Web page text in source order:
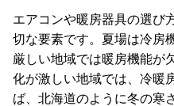
エアコンや暖房器具の選び
切な要素です。夏場は冷房
厳しい地域では暖房機能が
化が激しい地域では、冷暖
ば、北海道のように冬の寒